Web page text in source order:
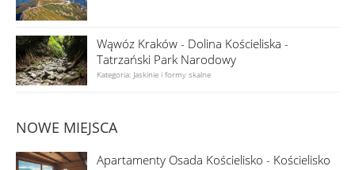
Wąwóz Kraków - Dolina Kościeliska -
Tatrzański Park Narodowy
Kategoria: Jaskinie i formy skalne
NOWE MIEJSCA
Apartamenty Osada Kościelisko - Kościelisko